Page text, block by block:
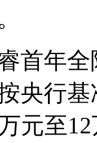
首年
央行基
元至